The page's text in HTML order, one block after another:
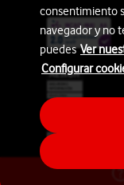
consentimiento
navegador y no
puedesVer
Configurar